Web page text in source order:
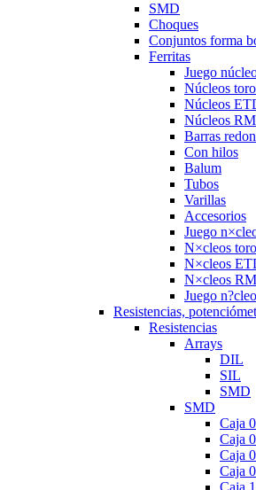
SMD
Choques
Conjuntos forma
Ferritas
Juego
Núcleos
Núcleos
Núcleos RM
Barras
Con hilos
Balum
Tubos
Varillas
Accesorios
Juego
N×cleos
N×cleos
N×cleos RM
Juego
Resistencias,
Resistencias
Arrays
DIL
SIL
SMD
SMD
Caja
Caja
Caja
Caja
Caja